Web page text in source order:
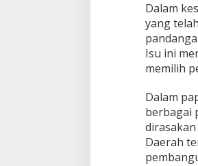
Dalam
yang
Isu ini
memilih
Dalam
berbagai
Daerah